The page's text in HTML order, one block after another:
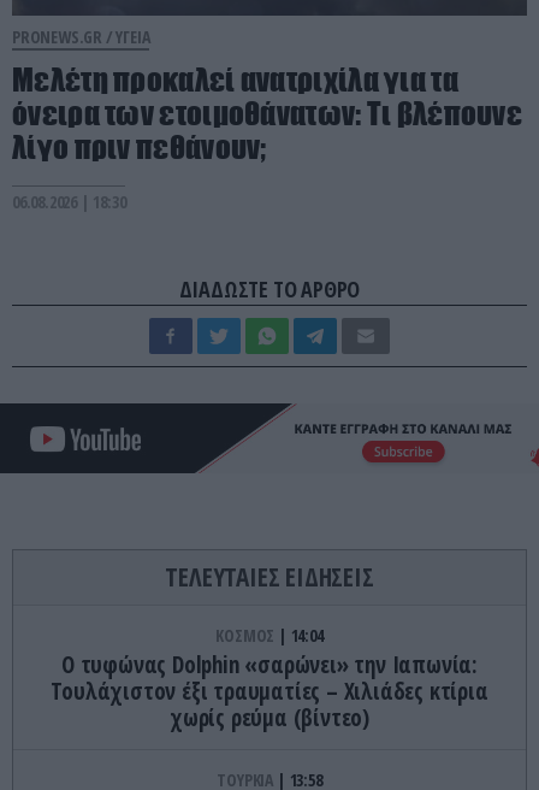
PRONEWS.GR /ΥΓΕΙΑ
Μελέτη προκαλεί ανατριχίλα για τα
όνειρα των ετοιμοθάνατων: Τι βλέπουνε
λίγο πριν πεθάνουν;
06.08.2026 | 18:30
ΔΙΑΔΩΣΤΕ ΤΟ ΑΡΘΡΟ
ΤΕΛΕΥΤΑΙΕΣ ΕΙΔΗΣΕΙΣ
ΚΟΣΜΟΣ 14:04
O τυφώνας Dolphin «σαρώνει» την Ιαπωνία:
Τουλάχιστον έξι τραυματίες – Χιλιάδες κτίρια
χωρίς ρεύμα (βίντεο)
ΤΟΥΡΚΙΑ 13:58